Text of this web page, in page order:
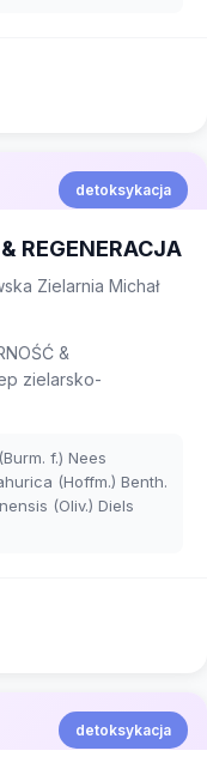
detoksykacja
REGENERACJA
Zielarnia Michał
&
zielarsko-
f.) Nees
(Hoffm.) Benth.
(Oliv.) Diels
detoksykacja